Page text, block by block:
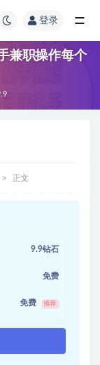
登录
兼职操作每个
正文
9.9钻石
免费
免费 推荐